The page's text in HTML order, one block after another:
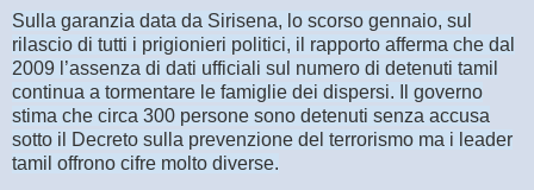
Sulla garanzia data da Sirisena, lo scorso gennaio, sul
rilascio di tutti i prigionieri politici, il rapporto afferma che dal
2009 l’assenza di dati ufficiali sul numero di detenuti tamil
continua a tormentare le famiglie dei dispersi. Il governo
stima che circa 300 persone sono detenuti senza accusa
sotto il Decreto sulla prevenzione del terrorismo ma i leader
tamil offrono cifre molto diverse.